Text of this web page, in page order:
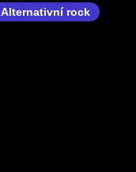
Alternativní rock